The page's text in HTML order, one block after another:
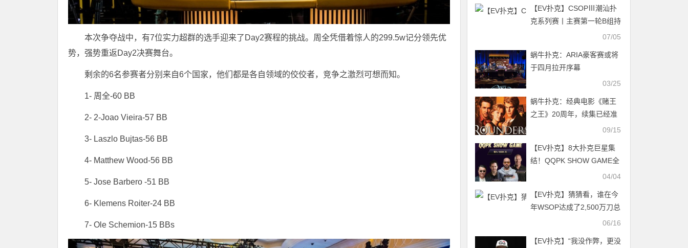
本次争夺战中，有7位实力超群的选手迎来了Day2赛程的挑战。周全凭借着惊人的299.5w记分领先优
势，强势重返Day2决赛舞台。
剩余的6名参赛者分别来自6个国家，他们都是各自领域的佼佼者，竞争之激烈可想而知。
1- 周全-60 BB
2- 2-Joao Vieira-57 BB
3- Laszlo Bujtas-56 BB
4- Matthew Wood-56 BB
5- Jose Barbero -51 BB
6- Klemens Roiter-24 BB
7- Ole Schemion-15 BBs
殿堂！
【EV扑克】CSOPⅢ潮汕扑
克系列赛丨主赛第一轮B组持
续火爆，熊文鑫领跑，战队
07/05
蜗牛扑克：ARIA豪客赛或将
于四月拉开序幕
03/25
蜗牛扑克：经典电影《赌王
之王》20周年，续集已经准
09/15
【EV扑克】8大扑克巨星集
结！QQPK SHOW GAME全
球开播，巅峰对决一触即发
04/04
【EV扑克】猜猜看，谁在今
年WSOP达成了2,500万刀总
06/16
【EV扑克】“我没作弊，更没